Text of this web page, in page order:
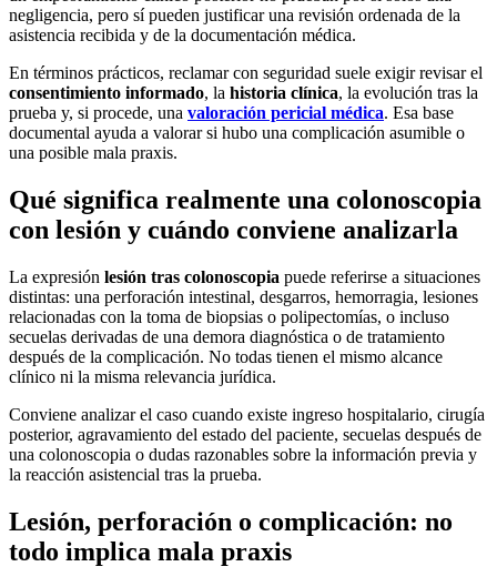
negligencia, pero sí pueden justificar una revisión ordenada de la
asistencia recibida y de la documentación médica.
En términos prácticos, reclamar con seguridad suele exigir revisar el
consentimiento informado, la historia clínica, la evolución tras la
prueba y, si procede, una valoración pericial médica. Esa base
documental ayuda a valorar si hubo una complicación asumible o
una posible mala praxis.
Qué significa realmente una colonoscopia
con lesión y cuándo conviene analizarla
La expresión lesión tras colonoscopia puede referirse a situaciones
distintas: una perforación intestinal, desgarros, hemorragia, lesiones
relacionadas con la toma de biopsias o polipectomías, o incluso
secuelas derivadas de una demora diagnóstica o de tratamiento
después de la complicación. No todas tienen el mismo alcance
clínico ni la misma relevancia jurídica.
Conviene analizar el caso cuando existe ingreso hospitalario, cirugía
posterior, agravamiento del estado del paciente, secuelas después de
una colonoscopia o dudas razonables sobre la información previa y
la reacción asistencial tras la prueba.
Lesión, perforación o complicación: no
todo implica mala praxis